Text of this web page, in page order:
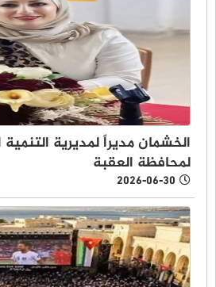
الخشمان مديراً لمديرية التنمية
لمحافظة العقبة
2026-06-30